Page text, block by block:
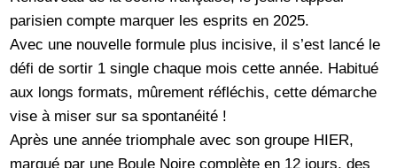
parisien compte marquer les esprits en 2025.
Avec une nouvelle formule plus incisive, il s’est lancé le
défi de sortir 1 single chaque mois cette année. Habitué
aux longs formats, mûrement réfléchis, cette démarche
vise à miser sur sa spontanéité !
Après une année triomphale avec son groupe HIER,
marqué par une Boule Noire complète en 12 jours, des